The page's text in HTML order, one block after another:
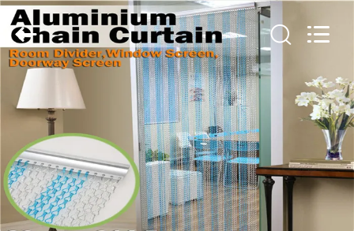
HUIS
PRODUCTEN
ONGEVEER
ONS
Anping
Yuntong
Metal
Wire
Mesh
Co.,Ltd.
Reserved.